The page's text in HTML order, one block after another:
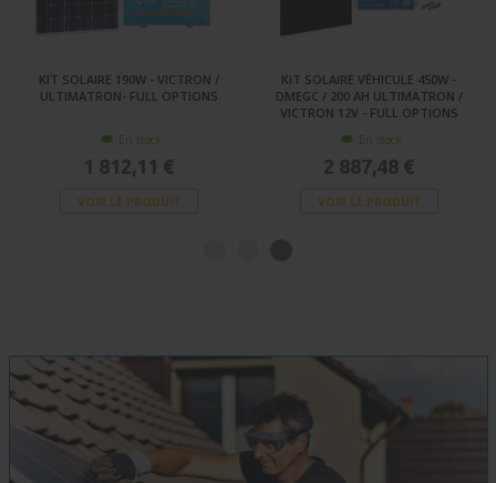
KIT SOLAIRE 190W - VICTRON /
ULTIMATRON- FULL OPTIONS
En stock
1 812,11 €
VOIR LE PRODUIT
KIT SOLAIRE VÉHICULE 450W -
DMEGC / 200 AH ULTIMATRON /
VICTRON 12V - FULL OPTIONS
En stock
2 887,48 €
VOIR LE PRODUIT